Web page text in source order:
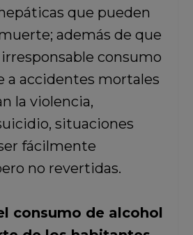
que pueden
además de que
consumo
a accidentes mortales
la violencia,
situaciones
fácilmente
no revertidas.
consumo de alcohol